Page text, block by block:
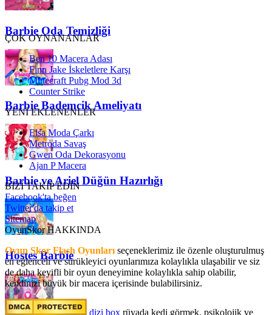
Barbie Oda Temizliği
Barbie Bademcik Ameliyatı
Barbie ve Ariel Düğün Hazırlığı
Hostes Barbie
ÇOK OYNANANLAR
Ben 10 Macera Adası
Finn Jake İskeletlere Karşı
Minecraft Pubg Mod 3d
Counter Strike
YENİ EKLENENLER
Elsa Moda Çarkı
Metroda Savaş
Gwen Oda Dekorasyonu
Ajan P Macera
BİZİ TAKİP EDİN
Facebook'ta beğen
Twitter'da takip et
Sitemap
OyunSkor HAKKINDA
Oyun Skor Flash Oyunları seçeneklerimiz ile özenle oluşturulmuş
en eğlenceli ve sürükleyici oyunlarımıza kolaylıkla ulaşabilir ve siz
de daha keyifli bir oyun deneyimine kolaylıkla sahip olabilir,
kendinizi büyük bir macera içerisinde bulabilirsiniz.
dizi box rüyada kedi görmek​, psikolojik ve